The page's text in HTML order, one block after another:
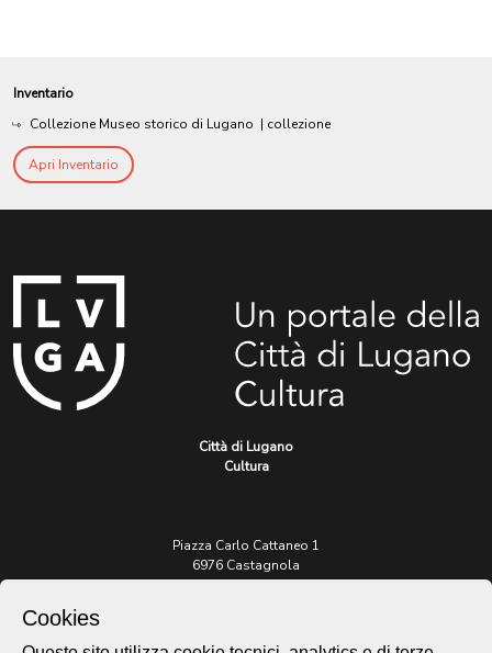
Inventario
Collezione Museo storico di Lugano | collezione
Apri Inventario
Città di Lugano
Cultura
Piazza Carlo Cattaneo 1
6976 Castagnola
Cookies